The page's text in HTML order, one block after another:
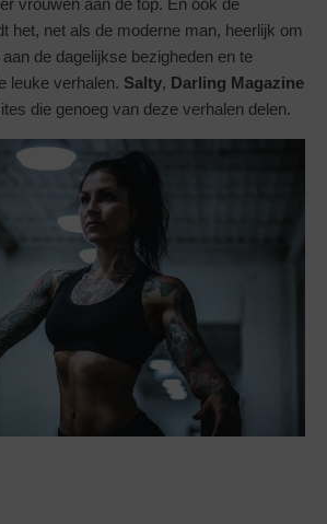
vrouwen aan de top. En ook de
het, net als de moderne man, heerlijk om
de dagelijkse bezigheden en te
leuke verhalen. Salty, Darling Magazine
die genoeg van deze verhalen delen.